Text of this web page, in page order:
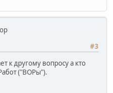
#3
к другому вопросу а кто
("ВОРы").